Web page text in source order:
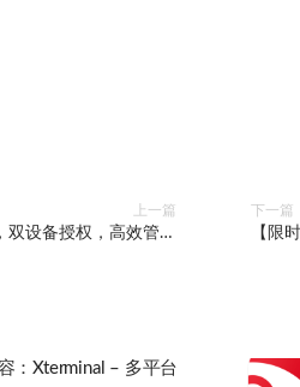
上一篇
双设备授权，高效管理
下一篇
【限
：Xterminal – 多平台